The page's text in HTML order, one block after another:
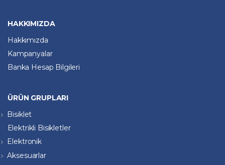
HAKKIMIZDA
Hakkımızda
Kampanyalar
Banka Hesap Bilgileri
ÜRÜN GRUPLARI
Bisiklet
Elektrikli Bisikletler
Elektronik
Aksesuarlar